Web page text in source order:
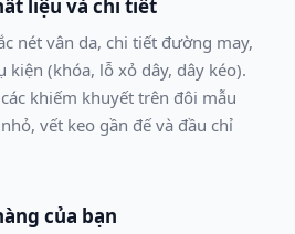
liệu và chi tiết
nét vân da, chi tiết đường may,
kiện (khóa, lỗ xỏ dây, dây kéo).
khiếm khuyết trên đôi mẫu
vết keo gần đế và đầu chỉ
của bạn